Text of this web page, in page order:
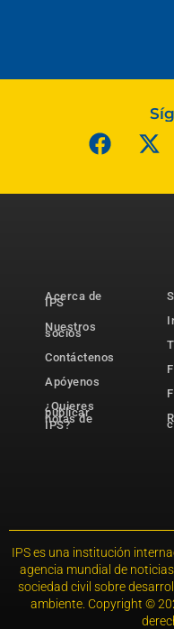
Acerca de
IPS
Nuestros
socios
Contáctenos
Apóyenos
¿Quieres
publicar
notas de
IPS?
IPS es una institución
agencia mundial de
sociedad civil sobre
ambiente. Copyright ©